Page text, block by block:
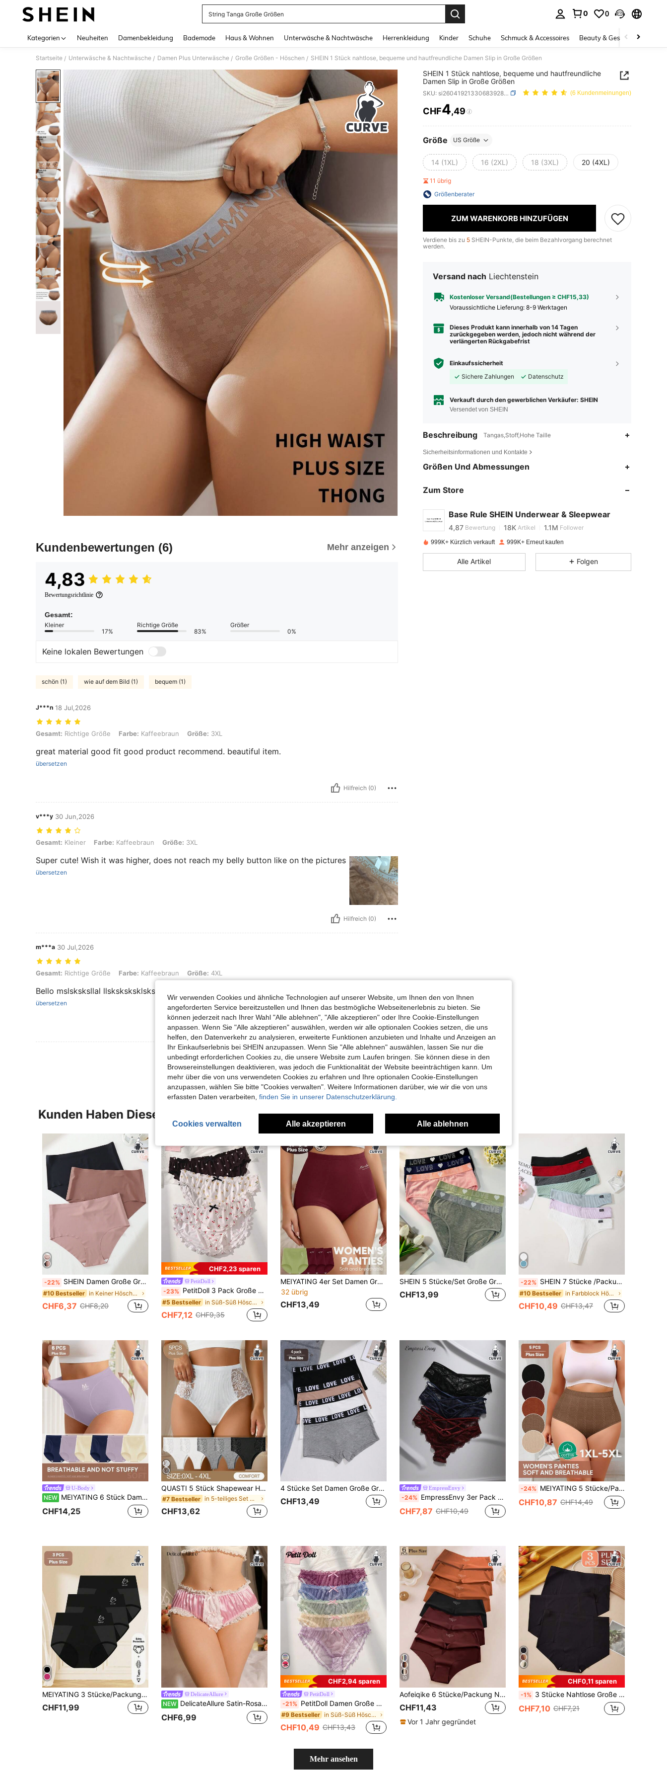
String Tanga Große Größen
0 0
Kategorien Neuheiten Damenbekleidung Bademode Haus & Wohnen Unterwäsche & Nachtwäsche Herrenkleidung Kinder Schuhe Schmuck & Accessoires Beauty & Gesundheit
Startseite / Unterwäsche & Nachtwäsche / Damen Plus Unterwäsche / Große Größen - Höschen / SHEIN 1 Stück nahtlose, bequeme und hautfreundliche Damen Slip in Große Größen
Kundenbewertungen (6) Mehr anzeigen
4,83
Bewertungsrichtlinie
Gesamt:
Kleiner
17%
Richtige Größe
83%
Größer
0%
Keine lokalen Bewertungen
schön (1) wie auf dem Bild (1) bequem (1)
J***n 18 Jul,2026
Gesamt: Richtige Größe, Farbe: Kaffeebraun, Größe: 3XL
Gesamt: Richtige Größe Farbe: Kaffeebraun Größe: 3XL
great material good fit good product recommend. beautiful item.
übersetzen
Hilfreich (0)
v***y 30 Jun,2026
Gesamt: Kleiner, Farbe: Kaffeebraun, Größe: 3XL
Gesamt: Kleiner Farbe: Kaffeebraun Größe: 3XL
Super cute! Wish it was higher, does not reach my belly button like on the pictures
übersetzen
Hilfreich (0)
m***a 30 Jul,2026
Gesamt: Richtige Größe, Farbe: Kaffeebraun, Größe: 4XL
Gesamt: Richtige Größe Farbe: Kaffeebraun Größe: 4XL
Bello mslsksksllal llsksksksklskskskkdkdkc oddkdkdkkdk
übersetzen
Hilfreich (0)
Mehr Bewertungen Ansehen
SHEIN 1 Stück nahtlose, bequeme und hautfreundliche
Damen Slip in Große Größen
SKU: si260419213306839280191 (6 Kundenmeinungen)
PRICE AND AVAILABILITY
CHF4,49
Größe US Größe
14 (1XL) 16 (2XL) 18 (3XL) 20 (4XL)
11 übrig
Größenberater
ZUM WARENKORB HINZUFÜGEN
Verdiene bis zu 5 SHEIN-Punkte, die beim Bezahlvorgang berechnet
werden.
Versand nach Liechtenstein
Kostenloser Versand(Bestellungen ≥ CHF15,33)
Voraussichtliche Lieferung: 8-9 Werktagen
Dieses Produkt kann innerhalb von 14 Tagen
zurückgegeben werden, jedoch nicht während der
verlängerten Rückgabefrist
Einkaufssicherheit
Sichere Zahlungen
Datenschutz
Verkauft durch den gewerblichen Verkäufer: SHEIN
Versendet von SHEIN
Beschreibung Tangas,Stoff,Hohe Taille
Sicherheitsinformationen und Kontakte
Größen Und Abmessungen
Zum Store
Base Rule SHEIN Underwear & Sleepwear
4,87 18K
4,87 Bewertung 18K Artikel 1.1M Follower
4,87
999K+ Kürzlich verkauft 999K+ Erneut kaufen
Alle Artikel Folgen
Kunden Haben Diese Artikel Auch Angeschaut
-22% SHEIN Damen Große Größen 3er Set Nahtlose und anschmiegsame Unterwäsche mit Kühlung-Gel Klebefunktion und hoher Taille
#10 Bestseller in Keiner Höschen in Übergröße
CHF6,37 CHF8,20
CHF2,23 sparen
PetitDoll
-23% PetitDoll 3 Pack Große Größen Damen Panties mit Blume Muster und Rüschenkante
#5 Bestseller in Süß-Süß Höschen in Übergröße
CHF7,12 CHF9,35
MEIYATING 4er Set Damen Große Größen Hohe Taille Bauchkontrolle Baumwolle Bequeme Tägliche Dreieckige Höschen Mit Englisch Muster
32 übrig
CHF13,49
SHEIN 5 Stücke/Set Große Größen Höschen mit Buchstaben-Flechtmuster
CHF13,99
-22% SHEIN 7 Stücke /Packung nahtlose Slips in Große Größen
#10 Bestseller in Farbblock Höschen in Übergröße
CHF10,49 CHF13,47
U-Body
NEW MEIYATING 6 Stück Damen-Höschen in Große Größen, hohe Taille, Bauchkontrolle, Eisseide, nahtlos, Dreiecksform, bequeme Passform, formend, Po-liftend, dünn, für den Sommer
CHF14,25
QUASTI 5 Stück Shapewear Höschen in Große Größen für Frauen, atmungsaktiv für Taille & Bauch, volle Abdeckung nahtlos und rutschfest, geeignet für Büro, Yoga und Alltag
#7 Bestseller in 5-teiliges Set Höschen in Übergröße
CHF13,62
4 Stücke Set Damen Große Größen Buchstaben bedruckter Taillenbund Quadratisch Cut Sport & Lässig Shorts
CHF13,49
EmpressEnvy
-24% EmpressEnvy 3er Pack Große Größen Unterhosen mit Kreuz-Spitzen-Muster Lingerie
CHF7,87 CHF10,49
-24% MEIYATING 5 Stücke/Packung Damen Große Größen Baumwolle Seamless Höschen mit hoher Taille, Jacquard Muster, bequemer Sitz, Bauchformung
CHF10,87 CHF14,49
MEIYATING 3 Stücke/Packung Damen Große Größen Menstruationsunterwäsche, atmungsaktive Mesh Dreieck Höschen für Periodenblutungsschutz
CHF11,99
DelicateAllure
NEW DelicateAllure Satin-Rosa Patchwork-Schleife Spitzen-Schlafzimmer Reine Süße Puppenhafte Lolita Kawaii Sexy Große Größen Höschen
CHF6,99
CHF2,94 sparen
PetitDoll
-21% PetitDoll Damen Große Größen 5er Set süße Polka Dot leichte Spitzen-Mesh Rüschenbesatz Dreieck-Höschen
#9 Bestseller in Süß-Süß Höschen in Übergröße
CHF10,49 CHF13,43
10
Aofeiqike 6 Stücke/Packung Nahtlose Höschen in Große Größen mit hoher Taille, bequeme, atmungsaktive und kühlende unsichtbare Unterhosen
CHF11,43
Vor 1 Jahr gegründet
CHF0,11 sparen
-1% 3 Stücke Nahtlose Große Größen Gerippte atmungsaktive Hüfthose mit hoher elastischer Taille, bequeme dünne Unterwäsche für Frauen, geeignet für Sport & Alltagstragen
CHF7,10 CHF7,21
Mehr ansehen
Wir verwenden Cookies und ähnliche Technologien auf unserer Website, um Ihnen den von Ihnen
angeforderten Service bereitzustellen und Ihnen das bestmögliche Webseitenerlebnis zu bieten. Sie
können jederzeit nach Ihrer Wahl "Alle ablehnen", "Alle akzeptieren" oder Ihre Cookie-Einstellungen
anpassen. Wenn Sie "Alle akzeptieren" auswählen, werden wir alle optionalen Cookies setzen, die uns
helfen, den Datenverkehr zu analysieren, erweiterte Funktionen anzubieten und Inhalte und Anzeigen an
Ihr Einkaufserlebnis bei SHEIN anzupassen. Wenn Sie "Alle ablehnen" auswählen, lassen Sie nur die
unbedingt erforderlichen Cookies zu, die unsere Website zum Laufen bringen. Sie können diese in den
Browsereinstellungen deaktivieren, was jedoch die Funktionalität der Website beeinträchtigen kann. Um
mehr über die von uns verwendeten Cookies zu erfahren und Ihre optionalen Cookie-Einstellungen
anzupassen, wählen Sie bitte "Cookies verwalten". Weitere Informationen darüber, wie wir die von uns
erfassten Daten verarbeiten, finden Sie in unserer Datenschutzerklärung.
Cookies verwalten Alle akzeptieren Alle ablehnen